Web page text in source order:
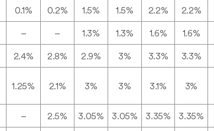
0.1% 0.2% 1.5% 1.5% 2.2% 2.2%
– – 1.3% 1.3% 1.6% 1.6%
2.4% 2.8% 2.9% 3% 3.3% 3.3%
1.25% 2.1% 3% 3% 3.1% 3%
– 2.5% 3.05% 3.05% 3.35% 3.35%